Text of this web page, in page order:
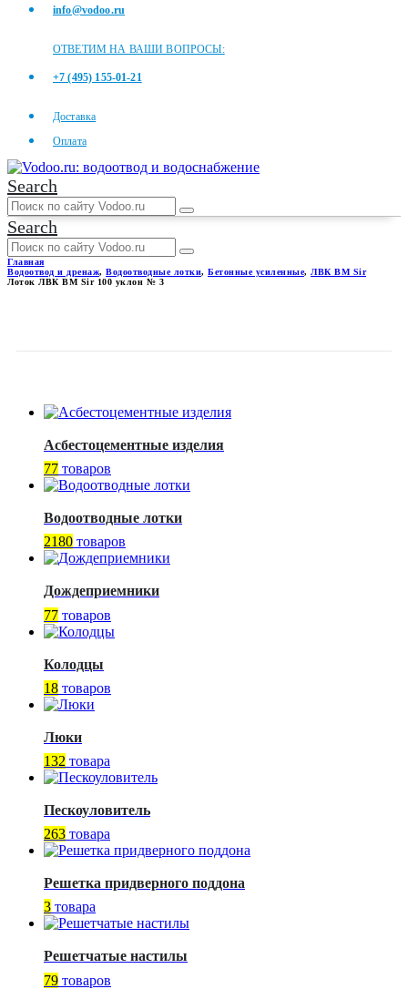
info@vodoo.ru
ОТВЕТИМ НА ВАШИ ВОПРОСЫ:
+7 (495) 155-01-21
Доставка
Оплата
Search
Search
Главная
Водоотвод и дренаж, Водоотводные лотки, Бетонные усиленные, ЛВК ВМ Sir
Лоток ЛВК ВМ Sir 100 уклон № 3
Асбестоцементные изделия
77 товаров
Водоотводные лотки
2180 товаров
Дождеприемники
77 товаров
Колодцы
18 товаров
Люки
132 товара
Пескоуловитель
263 товара
Решетка придверного поддона
3 товара
Решетчатые настилы
79 товаров